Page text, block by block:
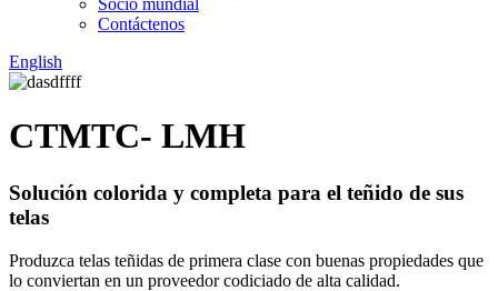
Socio mundial
Contáctenos
English
CTMTC- LMH
Solución colorida y completa para el teñido de sus
telas
Produzca telas teñidas de primera clase con buenas propiedades que
lo conviertan en un proveedor codiciado de alta calidad.